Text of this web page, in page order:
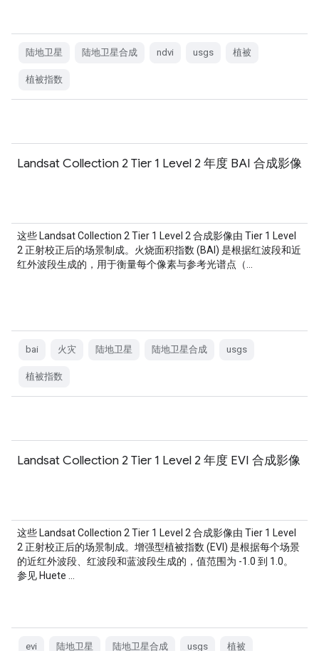
陆地卫星 陆地卫星合成 ndvi usgs 植被
植被指数
Landsat Collection 2 Tier 1 Level 2 年度 BAI 合成影像
这些 Landsat Collection 2 Tier 1 Level 2 合成影像由 Tier 1 Level
2 正射校正后的场景制成。火烧面积指数 (BAI) 是根据红波段和近
红外波段生成的，用于衡量每个像素与参考光谱点（…
bai 火灾 陆地卫星 陆地卫星合成 usgs
植被指数
Landsat Collection 2 Tier 1 Level 2 年度 EVI 合成影像
这些 Landsat Collection 2 Tier 1 Level 2 合成影像由 Tier 1 Level
2 正射校正后的场景制成。增强型植被指数 (EVI) 是根据每个场景
的近红外波段、红波段和蓝波段生成的，值范围为 -1.0 到 1.0。
参见 Huete …
evi 陆地卫星 陆地卫星合成 usgs 植被